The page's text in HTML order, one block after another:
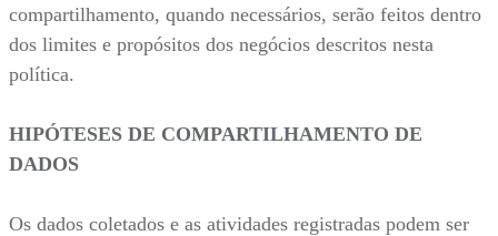
compartilhamento, quando necessários, serão feitos dentro
dos limites e propósitos dos negócios descritos nesta
política.
HIPÓTESES DE COMPARTILHAMENTO DE
DADOS
Os dados coletados e as atividades registradas podem ser